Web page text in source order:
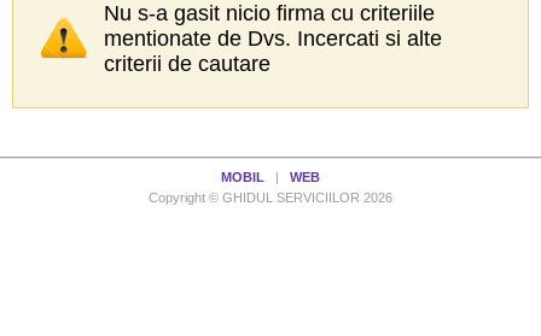
Nu s-a gasit nicio firma cu criteriile
mentionate de Dvs. Incercati si alte
criterii de cautare
MOBIL
WEB
Copyright © GHIDUL SERVICIILOR 2026